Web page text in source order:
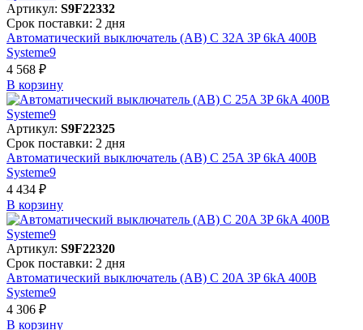
Артикул: S9F22332
Срок поставки: 2 дня
Автоматический выключатель (АВ) C 32A 3P 6kA 400В
Systeme9
4 568 ₽
В корзинy
Артикул: S9F22325
Срок поставки: 2 дня
Автоматический выключатель (АВ) C 25A 3P 6kA 400В
Systeme9
4 434 ₽
В корзинy
Артикул: S9F22320
Срок поставки: 2 дня
Автоматический выключатель (АВ) C 20A 3P 6kA 400В
Systeme9
4 306 ₽
В корзинy